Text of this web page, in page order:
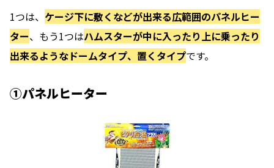
1つは、 ケージ下に敷くなどが出来る広範囲のパネルヒー
ター、もう1つはハムスターが中に入ったり上に乗ったり
出来るようなドームタイプ、置くタイプです。
①パネルヒーター